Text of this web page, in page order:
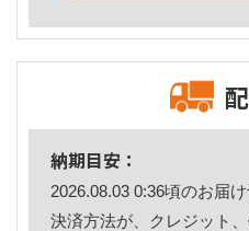
納期目安：
2026.08.03 0:36頃のお届け
決済方法が、クレジット